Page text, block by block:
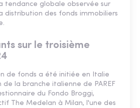
tendance globale observée sur
distribution des fonds immobiliers
sur le troisième
de fonds a été initiée en Italie
la branche italienne de PAREF
du Fondo Broggi,
The Medelan à Milan, l'une des